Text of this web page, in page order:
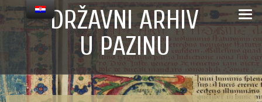
content
Skip
to
DRŽAVNI ARHIV
U PAZINU